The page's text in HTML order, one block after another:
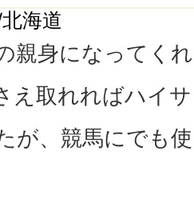
海道
親身になってく
え取れればハイ
が、競馬にでも